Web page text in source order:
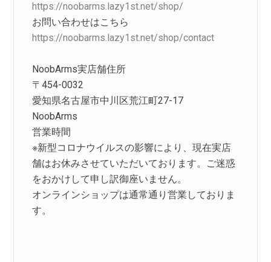
https://noobarms.lazy1st.net/shop/
お問い合わせはこちら
https://noobarms.lazy1st.net/shop/contact
NoobArms実店舗住所
〒454-0032
愛知県名古屋市中川区荒江町27-17
NoobArms
営業時間
※新型コロナウイルスの影響により、現在実店
舗はお休みさせていただいております。ご迷惑
をおかけして申し訳御座いません。
オンラインショップは通常通り営業しておりま
す。